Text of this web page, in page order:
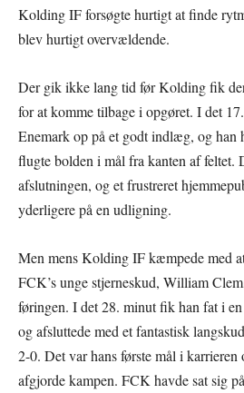
Kolding IF forsøgte hurtigt at finde
blev hurtigt overvældende.
Der gik ikke lang tid før Kolding fik
for at komme tilbage i opgøret. I det
Enemark op på et godt indlæg, og han
flugte bolden i mål fra kanten af feltet.
afslutningen, og et frustreret
yderligere på en udligning.
Men mens Kolding IF kæmpede med
FCK’s unge stjerneskud, William
føringen. I det 28. minut fik han fat i
og afsluttede med et fantastisk
2-0. Det var hans første mål i karrieren
afgjorde kampen. FCK havde sat sig